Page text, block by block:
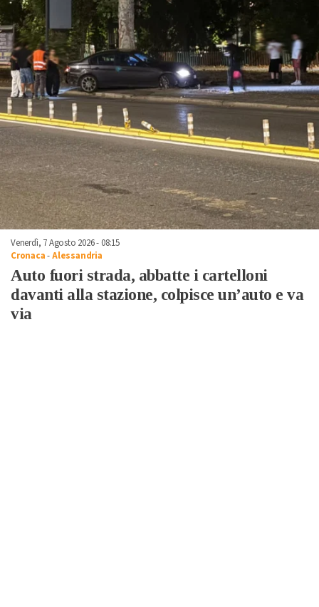
Venerdì, 7 Agosto 2026 - 08:15
Cronaca-Alessandria
Auto fuori strada, abbatte i cartelloni
davanti alla stazione, colpisce un’auto e va
via